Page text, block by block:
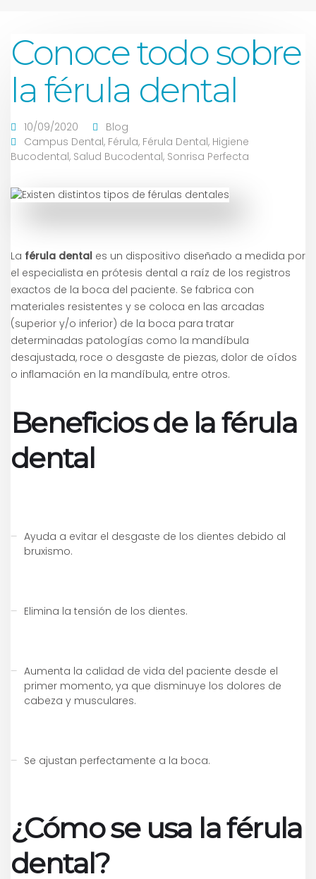
Conoce todo sobre
la férula dental
10/09/2020
Blog
Campus Dental, Férula, Férula Dental, Higiene
Bucodental, Salud Bucodental, Sonrisa Perfecta
La férula dental es un dispositivo diseñado a medida por
el especialista en prótesis dental a raíz de los registros
exactos de la boca del paciente. Se fabrica con
materiales resistentes y se coloca en las arcadas
(superior y/o inferior) de la boca para tratar
determinadas patologías como la mandíbula
desajustada, roce o desgaste de piezas, dolor de oídos
o inflamación en la mandíbula, entre otros.
Beneficios de la férula
dental
Ayuda a evitar el desgaste de los dientes debido al
bruxismo.
Elimina la tensión de los dientes.
Aumenta la calidad de vida del paciente desde el
primer momento, ya que disminuye los dolores de
cabeza y musculares.
Se ajustan perfectamente a la boca.
¿Cómo se usa la férula
dental?